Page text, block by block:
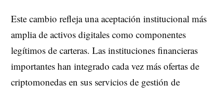
Este cambio refleja una aceptación institucional más
amplia de activos digitales como componentes
legítimos de carteras. Las instituciones financieras
importantes han integrado cada vez más ofertas de
criptomonedas en sus servicios de gestión de